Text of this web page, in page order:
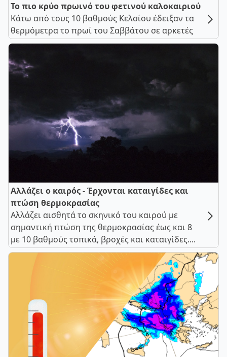
Το πιο κρύο πρωινό του φετινού καλοκαιριού
Κάτω από τους 10 βαθμούς Κελσίου έδειξαν τα
θερμόμετρα το πρωί του Σαββάτου σε αρκετές
Αλλάζει ο καιρός - Έρχονται καταιγίδες και
πτώση θερμοκρασίας
Αλλάζει αισθητά το σκηνικό του καιρού με
σημαντική πτώση της θερμοκρασίας έως και 8
με 10 βαθμούς τοπικά, βροχές και καταιγίδες....